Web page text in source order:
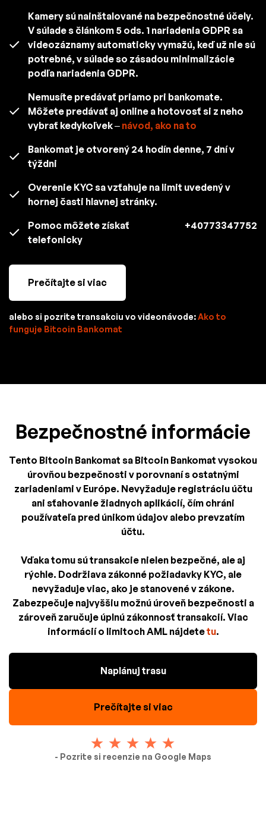
Kamery sú nainštalované na bezpečnostné účely.
V súlade s článkom 5 ods. 1 nariadenia GDPR sa
videozáznamy automaticky vymažú, keď už nie sú
potrebné, v súlade so zásadou minimalizácie
podľa nariadenia GDPR.
Nemusíte predávať priamo pri bankomate.
Môžete predávať aj online a hotovosť si z neho
vybrať kedykoľvek – návod, ako na to
Bankomat je otvorený 24 hodín denne, 7 dní v
týždni
Overenie KYC sa vzťahuje na limit uvedený v
hornej časti hlavnej stránky.
Pomoc môžete získať
telefonicky
+40773347752
Prečítajte si viac
alebo si pozrite transakciu vo videonávode:Ako to
funguje Bitcoin Bankomat
Bezpečnostné informácie
Tento Bitcoin Bankomat sa Bitcoin Bankomat vysokou
úrovňou bezpečnosti v porovnaní s ostatnými
zariadeniami v Európe. Nevyžaduje registráciu účtu
ani sťahovanie žiadnych aplikácií, čím chráni
používateľa pred únikom údajov alebo prevzatím
účtu.
Vďaka tomu sú transakcie nielen bezpečné, ale aj
rýchle. Dodržiava zákonné požiadavky KYC, ale
nevyžaduje viac, ako je stanovené v zákone.
Zabezpečuje najvyššiu možnú úroveň bezpečnosti a
zároveň zaručuje úplnú zákonnosť transakcií. Viac
informácií o limitoch AML nájdetetu.
Naplánuj trasu
Prečítajte si viac
- Pozrite si recenzie na Google Maps